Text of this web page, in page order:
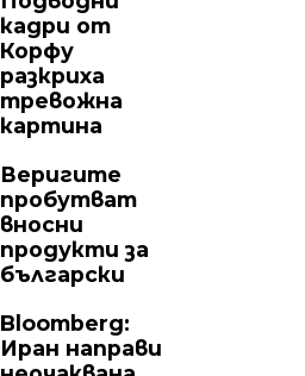
кадри от
Корфу
разкриха
тревожна
картина
Веригите
пробутват
вносни
продукти за
български
Bloomberg:
Иран направи